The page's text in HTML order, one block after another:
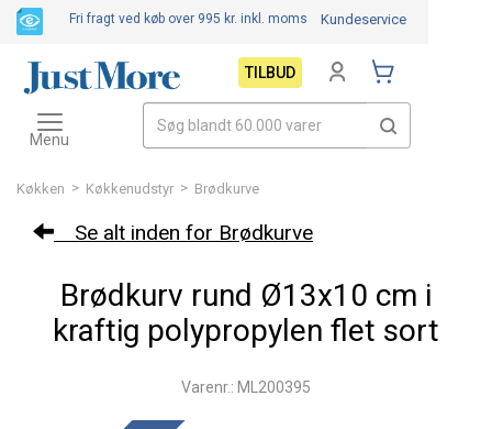
Køkken > Køkkenudstyr > Brødkurve
Se alt inden for Brødkurve
Brødkurv rund Ø13x10 cm i
kraftig polypropylen flet sort
Varenr.: ML200395
Fri fragt ved køb over 995 kr. inkl. moms Kundeservice
TILBUD
Toggle
navigation
Menu